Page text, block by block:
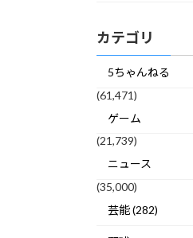
カテゴリ
5ちゃんねる
(61,471)
ゲーム
(21,739)
ニュース
(35,000)
芸能 (282)